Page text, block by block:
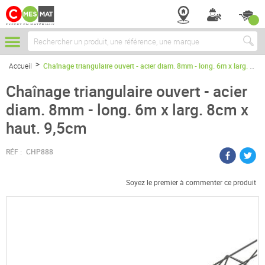
Chercher
Accueil Chaînage triangulaire ouvert - acier diam. 8mm - long. 6m x larg. 8cm x haut. 9,5cm
Chaînage triangulaire ouvert - acier
diam. 8mm - long. 6m x larg. 8cm x
haut. 9,5cm
RÉF : CHP888
Soyez le premier à commenter ce produit
Passer